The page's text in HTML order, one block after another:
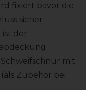
fixiert bevor die
sicher
ist der
mit
Zubehör bei